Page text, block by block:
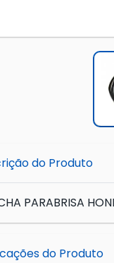
do Produto
PARABRISA
do Produto